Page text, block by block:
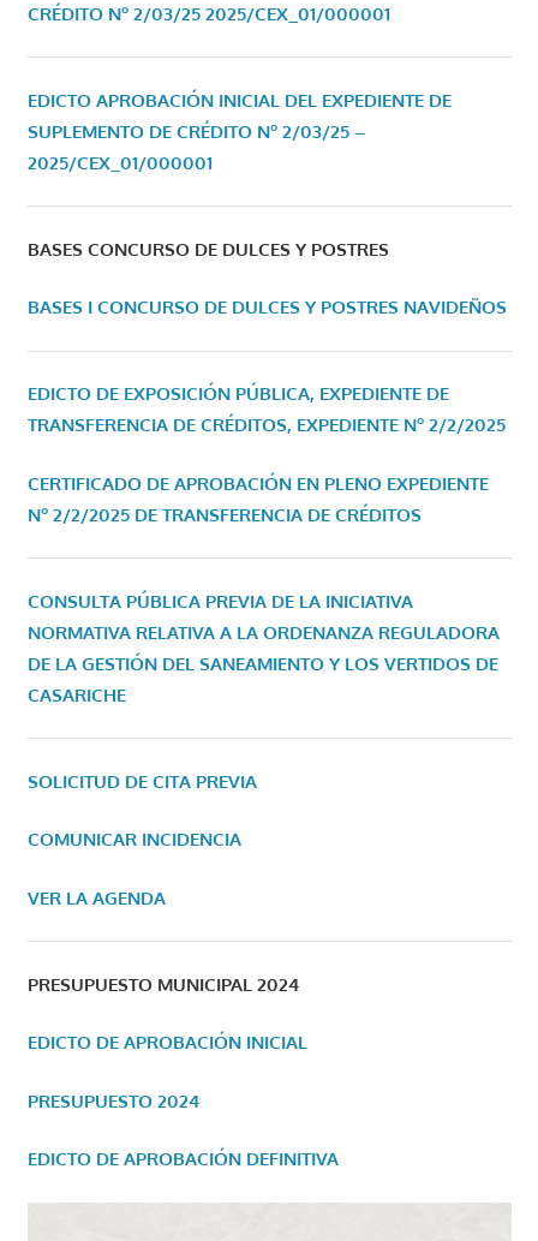
CRÉDITO Nº 2/03/25 2025/CEX_01/000001
EDICTO APROBACIÓN INICIAL DEL EXPEDIENTE DE
SUPLEMENTO DE CRÉDITO Nº 2/03/25 –
2025/CEX_01/000001
BASES CONCURSO DE DULCES Y POSTRES
BASES I CONCURSO DE DULCES Y POSTRES NAVIDEÑOS
EDICTO DE EXPOSICIÓN PÚBLICA, EXPEDIENTE DE
TRANSFERENCIA DE CRÉDITOS, EXPEDIENTE Nº 2/2/2025
CERTIFICADO DE APROBACIÓN EN PLENO EXPEDIENTE
Nº 2/2/2025 DE TRANSFERENCIA DE CRÉDITOS
CONSULTA PÚBLICA PREVIA DE LA INICIATIVA
NORMATIVA RELATIVA A LA ORDENANZA REGULADORA
DE LA GESTIÓN DEL SANEAMIENTO Y LOS VERTIDOS DE
CASARICHE
SOLICITUD DE CITA PREVIA
COMUNICAR INCIDENCIA
VER LA AGENDA
PRESUPUESTO MUNICIPAL 2024
EDICTO DE APROBACIÓN INICIAL
PRESUPUESTO 2024
EDICTO DE APROBACIÓN DEFINITIVA